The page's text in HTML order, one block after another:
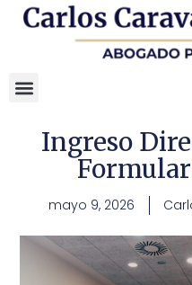
Ingreso
mayo 9, 2026